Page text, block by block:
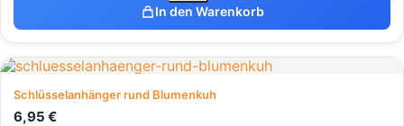
In den Warenkorb
Schlüsselanhänger rund Blumenkuh
6,95 €